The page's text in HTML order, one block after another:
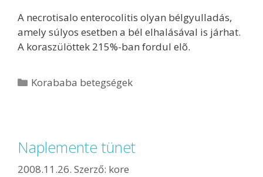
A necrotisalo enterocolitis olyan bélgyulladás,
amely súlyos esetben a bél elhalásával is járhat.
A koraszülöttek 215%-ban fordul elõ.
Korababa betegségek
Naplemente tünet
2008.11.26. Szerző: kore